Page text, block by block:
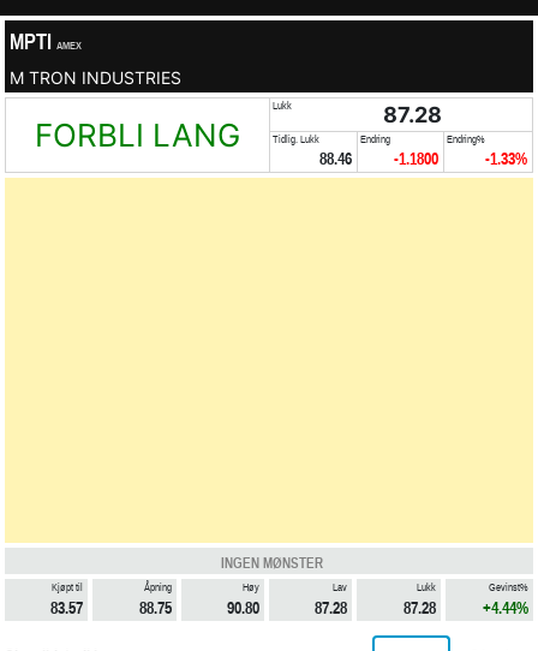
MPTI AMEX
M TRON INDUSTRIES
FORBLI LANG
Lukk 87.28
Tidlig. Lukk
88.46
Endring
-1.1800
Endring%
-1.33%
INGEN MØNSTER
Kjøpt til
83.57
Åpning
88.75
Høy
90.80
Lav
87.28
Lukk
87.28
Gevinst%
+4.44%